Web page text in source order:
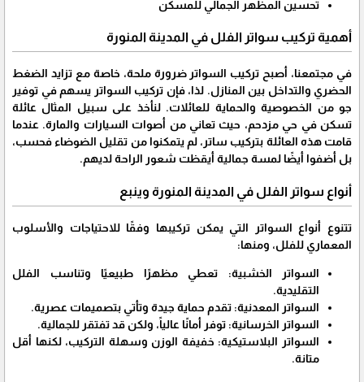
تحسين المظهر الجمالي للمسكن
أهمية تركيب سواتر الفلل في المدينة المنورة
في مجتمعنا، أصبح تركيب السواتر ضرورة ملحة، خاصة مع تزايد الضغط
الحضري والتداخل بين المنازل. لذا، فإن تركيب السواتر يسهم في توفير
جو من الخصوصية والحماية للعائلات. لنأخذ على سبيل المثال عائلة
تسكن في حي مزدحم، حيث تعاني من أصوات السيارات والمارة. عندما
قامت هذه العائلة بتركيب ساتر، لم يتمكنوا من تقليل الضوضاء فحسب،
بل أضفوا أيضًا لمسة جمالية أيقظت شعور الراحة لديهم.
أنواع سواتر الفلل في المدينة المنورة وينبع
تتنوع أنواع السواتر التي يمكن تركيبها وفقًا للاحتياجات والأسلوب
المعماري للفلل، ومنها:
السواتر الخشبية: تعطي مظهرًا طبيعيًا وتناسب الفلل
التقليدية.
السواتر المعدنية: تقدم حماية جيدة وتأتي بتصميمات عصرية.
السواتر الخرسانية: توفر أمانًا عالياً، ولكن قد تفتقر للجمالية.
السواتر البلاستيكية: خفيفة الوزن وسهلة التركيب، لكنها أقل
متانة.